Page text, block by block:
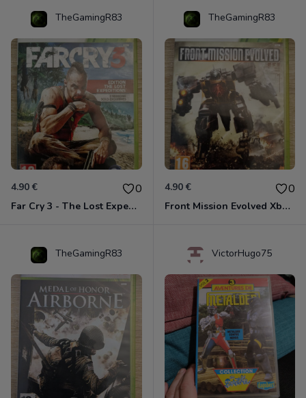
TheGamingR83
4.90 € 0
Far Cry 3 - The Lost Expeditions - Edition Spéciale Xbox 360
TheGamingR83
4.90 € 0
Front Mission Evolved Xbox 360
TheGamingR83 VictorHugo75